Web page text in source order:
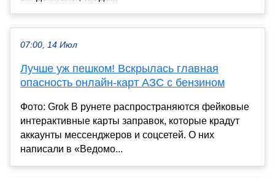
07:00, 14 Июл
Лучше уж пешком! Вскрылась главная
опасность онлайн-карт АЗС с бензином
Фото: Grok В рунете распространяются фейковые
интерактивные карты заправок, которые крадут
аккаунты мессенджеров и соцсетей. О них
написали в «Ведомо...